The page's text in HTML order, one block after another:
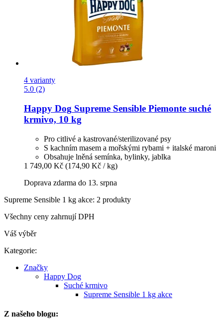
4 varianty
5.0 (2)
Happy Dog Supreme Sensible Piemonte suché
krmivo, 10 kg
Pro citlivé a kastrované/sterilizované psy
S kachním masem a mořskými rybami + italské maroni
Obsahuje lněná semínka, bylinky, jablka
1 749,00 Kč (174,90 Kč / kg)
Doprava zdarma do 13. srpna
Supreme Sensible 1 kg akce: 2 produkty
Všechny ceny zahrnují DPH
Váš výběr
Kategorie:
Značky
Happy Dog
Suché krmivo
Supreme Sensible 1 kg akce
Z našeho blogu: